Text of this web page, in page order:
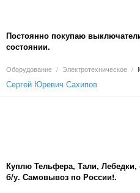
Постоянно покупаю
состоянии.
Оборудование / Электротехническое /
Сергей Юревич Сахипов
Куплю Тельфера, Тали, Лебедки,
б/у. Самовывоз по России!.